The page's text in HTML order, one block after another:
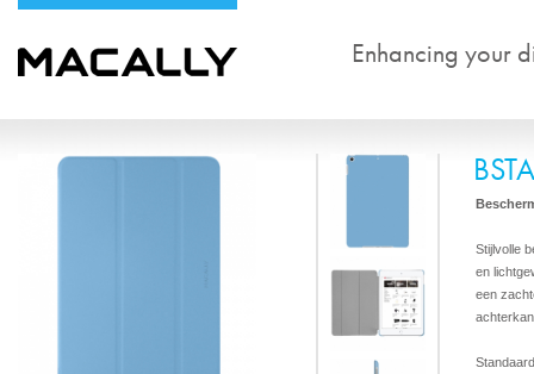
Enhancing your
Stijlvolle
en
een